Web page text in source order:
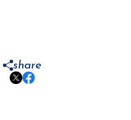
share